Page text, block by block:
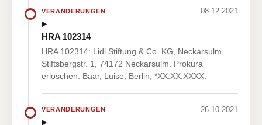
VERÄNDERUNGEN 08.12.2021
HRA 102314
HRA 102314: Lidl Stiftung & Co. KG, Neckarsulm,
Stiftsbergstr. 1, 74172 Neckarsulm. Prokura
erloschen: Baar, Luise, Berlin, *XX.XX.XXXX.
VERÄNDERUNGEN 26.10.2021